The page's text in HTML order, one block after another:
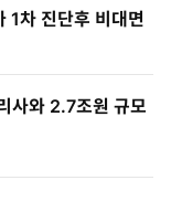
1차 진단후 비대면
사와 2.7조원 규모